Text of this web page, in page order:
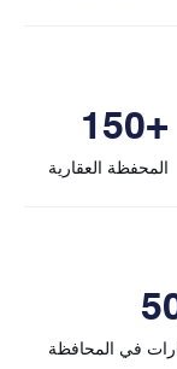
+
150
المحفظة العقارية
في المحافظة